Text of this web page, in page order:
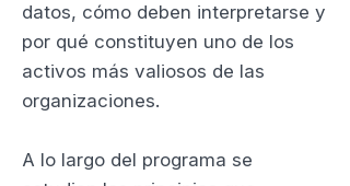
datos, cómo deben interpretarse y
por qué constituyen uno de los
activos más valiosos de las
organizaciones.
A lo largo del programa se